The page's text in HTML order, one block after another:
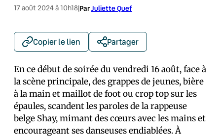
17 août 2024 à 10h18|ParJuliette Quef
Copier le lien Partager
En ce début de soirée du vendredi 16 août, face à
la scène principale, des grappes de jeunes, bière
à la main et maillot de foot ou crop top sur les
épaules, scandent les paroles de la rappeuse
belge Shay, mimant des cœurs avec les mains et
encourageant ses danseuses endiablées. À